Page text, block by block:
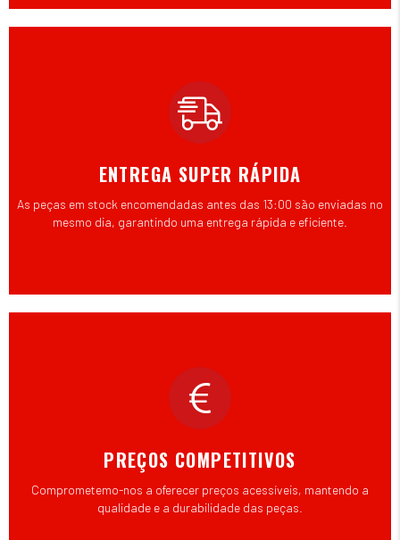
ENTREGA SUPER RÁPIDA
As peças em stock encomendadas antes das 13:00 são enviadas no
mesmo dia, garantindo uma entrega rápida e eficiente.
PREÇOS COMPETITIVOS
Comprometemo-nos a oferecer preços acessíveis, mantendo a
qualidade e a durabilidade das peças.